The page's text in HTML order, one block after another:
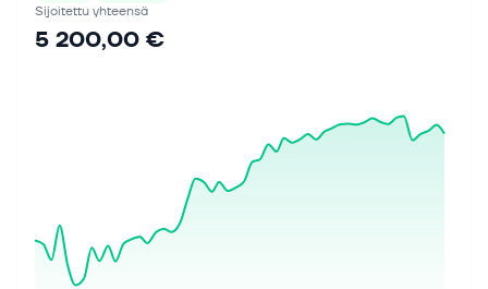
Sijoitettu yhteensä
5 200,00 €